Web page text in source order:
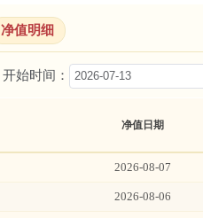
净值明细
开始时间：
净值日期
2026-08-07
2026-08-06